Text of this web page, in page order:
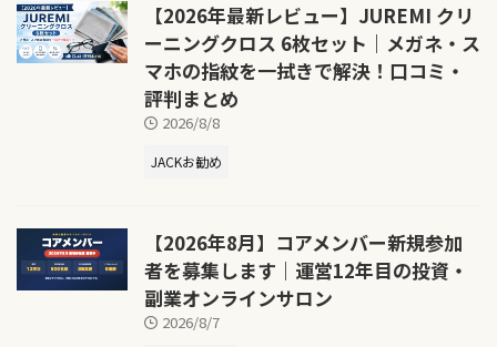
【2026年最新レビュー】JUREMI クリ
ーニングクロス 6枚セット｜メガネ・ス
マホの指紋を一拭きで解決！口コミ・
評判まとめ
2026/8/8
JACKお勧め
【2026年8月】コアメンバー新規参加
者を募集します｜運営12年目の投資・
副業オンラインサロン
2026/8/7